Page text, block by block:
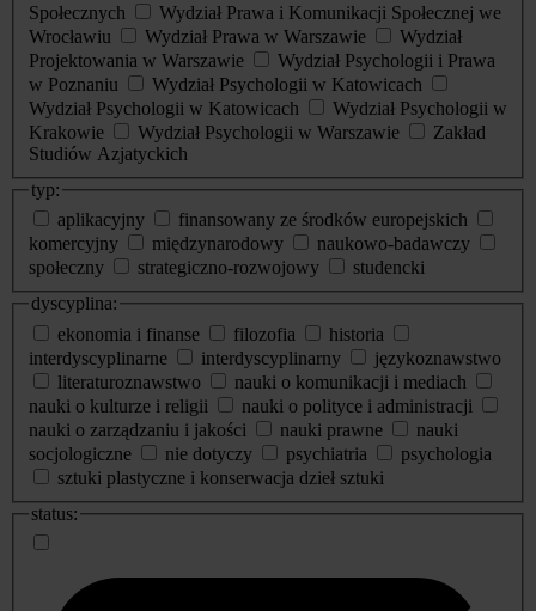
Społecznych
Wydział Prawa i Komunikacji Społecznej we
Wrocławiu
Wydział Prawa w Warszawie
Wydział
Projektowania w Warszawie
Wydział Psychologii i Prawa
w Poznaniu
Wydział Psychologii w Katowicach
Wydział Psychologii w Katowicach
Wydział Psychologii w
Krakowie
Wydział Psychologii w Warszawie
Zakład
Studiów Azjatyckich
typ:
aplikacyjny
finansowany ze środków europejskich
komercyjny
międzynarodowy
naukowo-badawczy
społeczny
strategiczno-rozwojowy
studencki
dyscyplina:
ekonomia i finanse
filozofia
historia
interdyscyplinarne
interdyscyplinarny
językoznawstwo
literaturoznawstwo
nauki o komunikacji i mediach
nauki o kulturze i religii
nauki o polityce i administracji
nauki o zarządzaniu i jakości
nauki prawne
nauki
socjologiczne
nie dotyczy psychiatria
psychologia
sztuki plastyczne i konserwacja dzieł sztuki
status: